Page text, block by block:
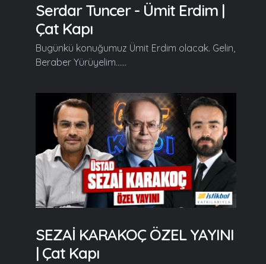
Serdar Tuncer - Ümit Erdim |
Çat Kapı
Bugünkü konuğumuz Ümit Erdim olacak. Gelin,
Beraber Yürüyelim......
SEZAİ KARAKOÇ ÖZEL YAYINI
| Çat Kapı